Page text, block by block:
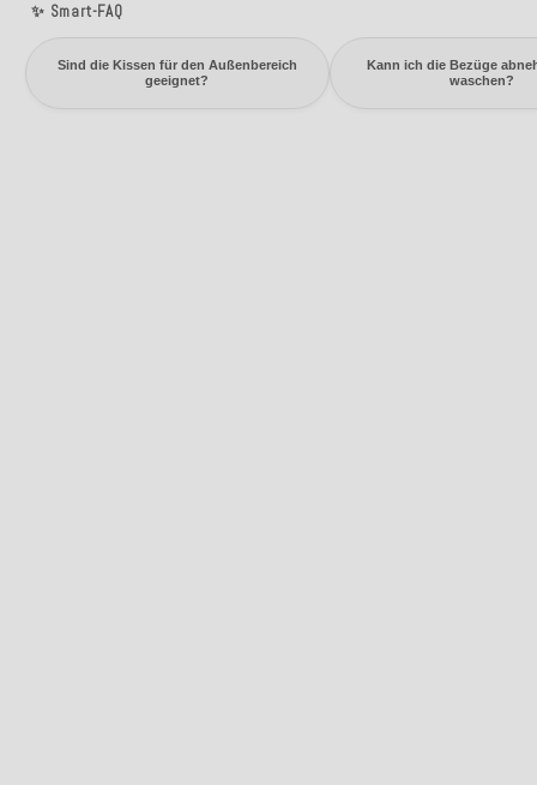
✨ Smart-FAQ
Sind die Kissen für den Außenbereich
geeignet?
Kann ich die Bezüge
waschen?